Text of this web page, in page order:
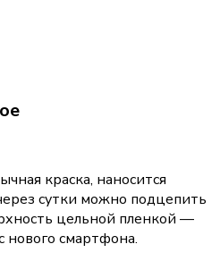
краска, наносится
сутки можно подцепить
цельной пленкой —
нового смартфона.